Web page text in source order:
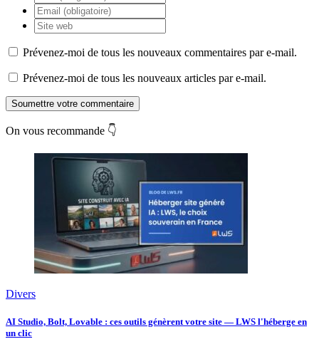
Prévenez-moi de tous les nouveaux commentaires par e-mail.
Prévenez-moi de tous les nouveaux articles par e-mail.
Soumettre votre commentaire
On vous recommande 👇
Divers
AI Studio, Bolt, Lovable : ces outils génèrent votre site — LWS l'héberge en
un clic